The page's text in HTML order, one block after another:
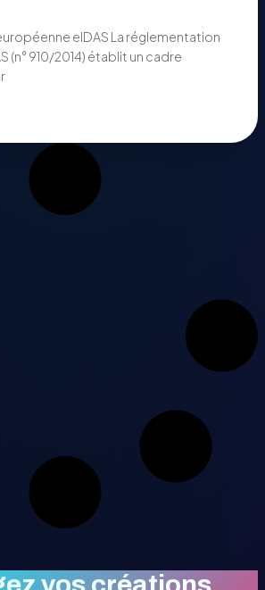
eIDAS La réglementation
(n° 910/2014) établit un cadre